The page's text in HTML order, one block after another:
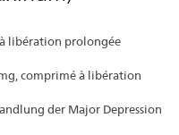
libération prolongée
comprimé à libération
der Major Depression